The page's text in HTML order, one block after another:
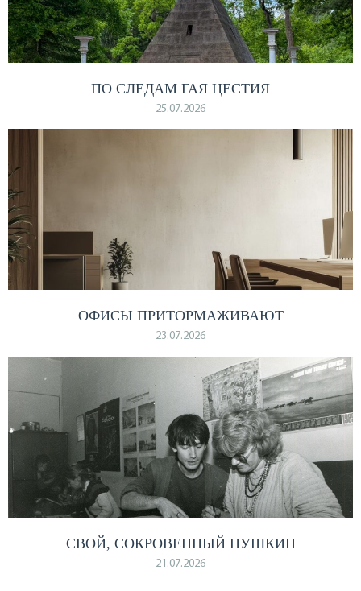
ПО СЛЕДАМ ГАЯ ЦЕСТИЯ
25.07.2026
ОФИСЫ ПРИТОРМАЖИВАЮТ
23.07.2026
СВОЙ, СОКРОВЕННЫЙ ПУШКИН
21.07.2026